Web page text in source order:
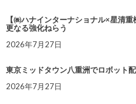
【㈱ハナインターナショナル×星清
更なる強化ねらう
2026年7月27日
東京ミッドタウン八重洲でロボット
2026年7月27日